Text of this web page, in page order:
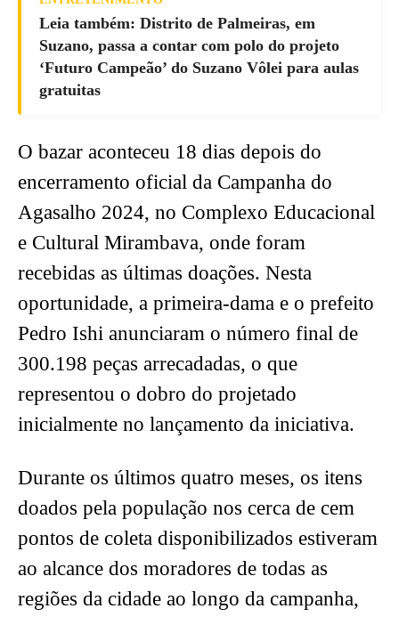
Leia também: Distrito de Palmeiras, em
Suzano, passa a contar com polo do projeto
‘Futuro Campeão’ do Suzano Vôlei para aulas
gratuitas
O bazar aconteceu 18 dias depois do
encerramento oficial da Campanha do
Agasalho 2024, no Complexo Educacional
e Cultural Mirambava, onde foram
recebidas as últimas doações. Nesta
oportunidade, a primeira-dama e o prefeito
Pedro Ishi anunciaram o número final de
300.198 peças arrecadadas, o que
representou o dobro do projetado
inicialmente no lançamento da iniciativa.
Durante os últimos quatro meses, os itens
doados pela população nos cerca de cem
pontos de coleta disponibilizados estiveram
ao alcance dos moradores de todas as
regiões da cidade ao longo da campanha,